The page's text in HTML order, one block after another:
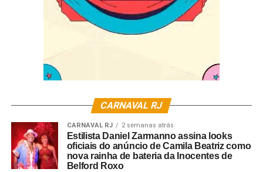
Com uma trajetória marcada pela dedicação ao samba,
seu compromisso com o Carnaval e com uma cultura que
CARNAVAL RJ
CARNAVAL RJ 2 semanas atrás
Estilista Daniel Zarmanno assina looks
oficiais do anúncio de Camila Beatriz como
nova rainha de bateria da Inocentes de
Belford Roxo